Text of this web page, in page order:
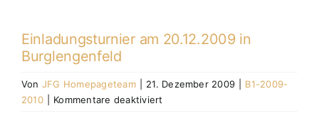
Einladungsturnier am 20.12.2009 in
Burglengenfeld
Von JFG Homepageteam 21. Dezember 2009
B1-2009-
2010
Kommentare deaktiviert